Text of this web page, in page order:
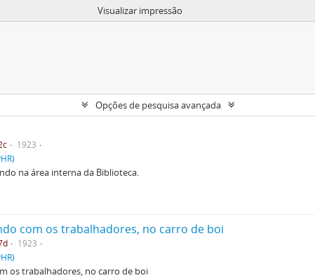
Visualizar impressão
Opções de pesquisa avançada
1923
na área interna da Biblioteca.
com os trabalhadores, no carro de boi
1923
os trabalhadores, no carro de boi